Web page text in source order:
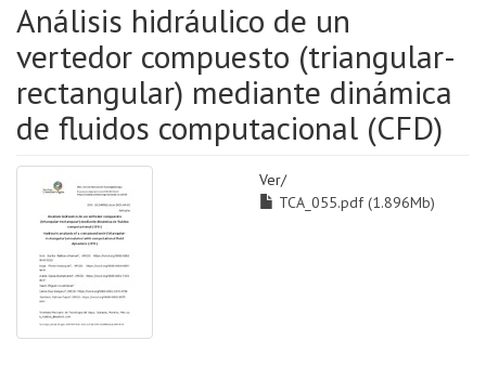
Análisis hidráulico de un
vertedor compuesto (triangular-
rectangular) mediante dinámica
de fluidos computacional (CFD)
Ver/
TCA_055.pdf (1.896Mb)